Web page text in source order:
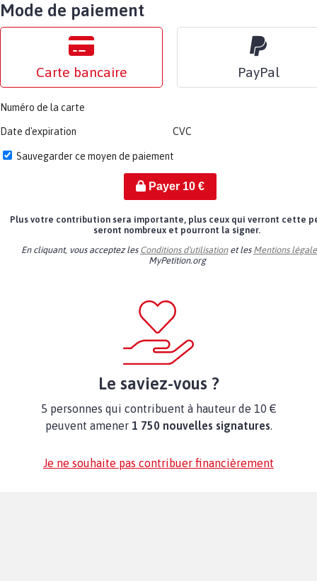
Mode de paiement
Carte bancaire PayPal
Numéro de la carte
Date d'expiration CVC
Sauvegarder ce moyen de paiement
Payer 10€
Plus votre contribution sera importante, plus ceux qui verront cette
seront nombreux et pourront la signer.
En cliquant, vous acceptez les Conditions d'utilisationet les Mentions
MyPetition.org
Le saviez-vous ?
5 personnes qui contribuent à hauteur de 10 €
peuvent amener 1 750 nouvelles signatures.
Je ne souhaite pas contribuer financièrement